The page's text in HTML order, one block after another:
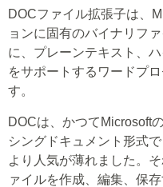
DOCファイル拡張子は、
ョンに固有のバイナリフ
に、プレーンテキスト、
をサポートするワードプ
す。
DOCは、かつてMicrosoft
シングドキュメント形式
より人気が薄れました。
ァイルを作成、編集、保